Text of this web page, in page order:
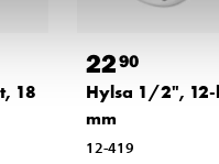
18
2290
Hylsa 1/2", 12-
mm
12-419